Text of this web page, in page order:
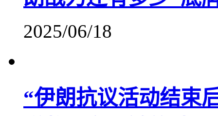
2025/06/18
“伊朗抗议活动结束